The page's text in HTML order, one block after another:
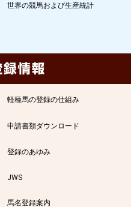
世界の競馬および生産統計
軽種馬の登録の仕組み
申請書類ダウンロード
登録のあゆみ
JWS
馬名登録案内